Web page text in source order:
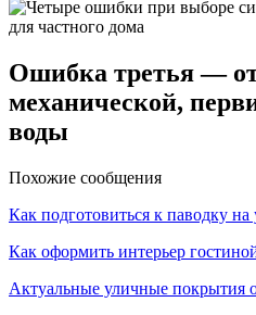
Ошибка третья —
механической,
воды
Похожие сообщения
Как подготовиться к паводку на
Как оформить интерьер
Актуальные уличные покрытия